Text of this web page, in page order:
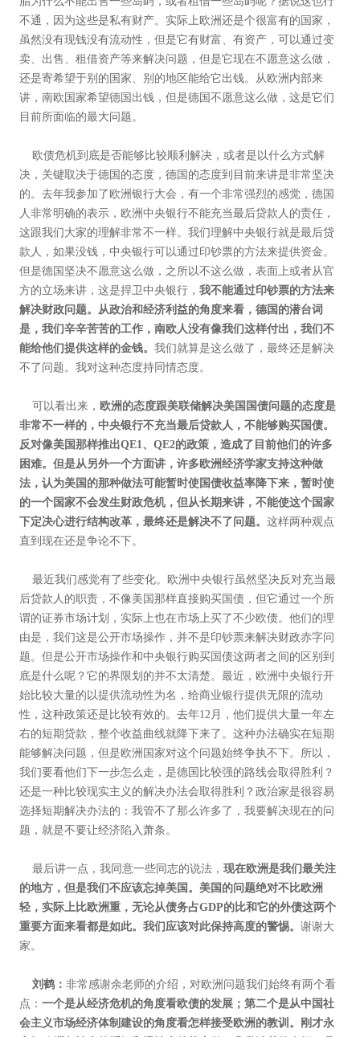
不通，因为这些是私有财产。实际上欧洲还是个很富有的国家，
虽然没有现钱没有流动性，但是它有财富、有资产，可以通过变
卖、出售、租借资产等来解决问题，但是它现在不愿意这么做，
还是寄希望于别的国家、别的地区能给它出钱。从欧洲内部来
讲，南欧国家希望德国出钱，但是德国不愿意这么做，这是它们
目前所面临的最大问题。
欧债危机到底是否能够比较顺利解决，或者是以什么方式解
决，关键取决于德国的态度，德国的态度到目前来讲是非常坚决
的。去年我参加了欧洲银行大会，有一个非常强烈的感觉，德国
人非常明确的表示，欧洲中央银行不能充当最后贷款人的责任，
这跟我们大家的理解非常不一样。我们理解中央银行就是最后贷
款人，如果没钱，中央银行可以通过印钞票的方法来提供资金。
但是德国坚决不愿意这么做，之所以不这么做，表面上或者从官
方的立场来讲，这是捍卫中央银行，我不能通过印钞票的方法来
解决财政问题。从政治和经济利益的角度来看，德国的潜台词
是，我们辛辛苦苦的工作，南欧人没有像我们这样付出，我们不
能给他们提供这样的金钱。我们就算是这么做了，最终还是解决
不了问题。我对这种态度持同情态度。
可以看出来， 欧洲的态度跟美联储解决美国国债问题的态度是
非常不一样的，中央银行不充当最后贷款人，不能够购买国债。
反对像美国那样推出QE1、QE2的政策，造成了目前他们的许多
困难。但是从另外一个方面讲，许多欧洲经济学家支持这种做
法，认为美国的那种做法可能暂时使国债收益率降下来，暂时使
的一个国家不会发生财政危机，但从长期来讲，不能使这个国家
下定决心进行结构改革，最终还是解决不了问题。这样两种观点
直到现在还是争论不下。
最近我们感觉有了些变化。欧洲中央银行虽然坚决反对充当最
后贷款人的职责，不像美国那样直接购买国债，但它通过一个所
谓的证券市场计划，实际上也在市场上买了不少欧债。他们的理
由是，我们这是公开市场操作，并不是印钞票来解决财政赤字问
题。但是公开市场操作和中央银行购买国债这两者之间的区别到
底是什么呢？它的界限划的并不太清楚。最近，欧洲中央银行开
始比较大量的以提供流动性为名，给商业银行提供无限的流动
性，这种政策还是比较有效的。去年12月，他们提供大量一年左
右的短期贷款，整个收益曲线就降下来了。这种办法确实在短期
能够解决问题，但是欧洲国家对这个问题始终争执不下。所以，
我们要看他们下一步怎么走，是德国比较强的路线会取得胜利？
还是一种比较现实主义的解决办法会取得胜利？政治家是很容易
选择短期解决办法的：我管不了那么许多了，我要解决现在的问
题，就是不要让经济陷入萧条。
最后讲一点，我同意一些同志的说法，现在欧洲是我们最关注
的地方，但是我们不应该忘掉美国。美国的问题绝对不比欧洲
轻，实际上比欧洲重，无论从债务占GDP的比和它的外债这两个
重要方面来看都是如此。我们应该对此保持高度的警惕。谢谢大
家。
刘鹤：非常感谢余老师的介绍，对欧洲问题我们始终有两个看
点：一个是从经济危机的角度看欧债的发展；第二个是从中国社
会主义市场经济体制建设的角度看怎样接受欧洲的教训。刚才永